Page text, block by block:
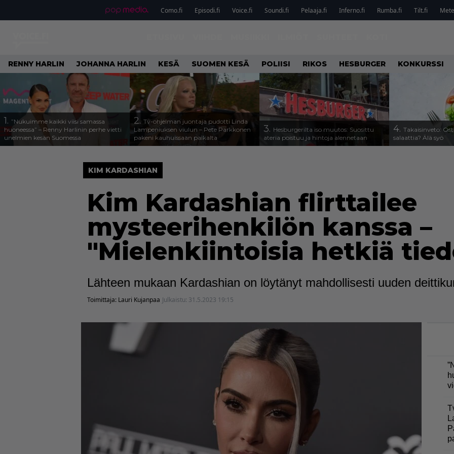
Como.fi Episodi.fi Voice.fi Soundi.fi Pelaaja.fi Inferno.fi Rumba.fi Tilt.fi
RENNY HARLIN JOHANNA HARLIN KESÄ SUOMEN KESÄ POLIISI RIKOS HESBURGER KONKURSSI
1. ”Nukuimme kaikki viisi samassa
huoneessa” – Renny Harlinin perhe vietti
unelmien kesän Suomessa
2. Tv-ohjelman juontaja pudotti Linda
Lampeniuksen viulun – Pete Parkkonen
pakeni kauhuissaan paikalta
3. Hesburgerilta iso muutos: Suosittu
ateria poistuu ja hintoja alennetaan
4. Takaisinveto:
salaattia? Älä syö
KIM KARDASHIAN
Kim Kardashian flirttailee
mysteerihenkilön kanssa –
"Mielenkiintoisia hetkiä
Lähteen mukaan Kardashian on löytänyt mahdollisesti uuden
Toimittaja: Lauri Kujanpaa Julkaistu: 31.5.2023 19:15